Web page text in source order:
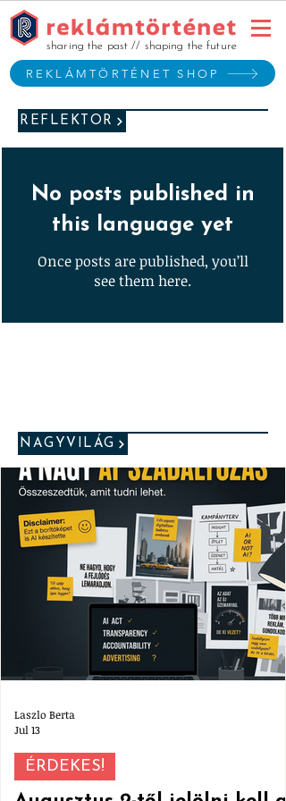
REKLÁMTÖRTÉNET SHOP
sharing the past // shaping the future
REFLEKTOR
No posts published in
this language yet
Once posts are published, you’ll
see them here.
NAGYVILÁG
ÉRDEKES!
Laszlo Berta
Jul 13